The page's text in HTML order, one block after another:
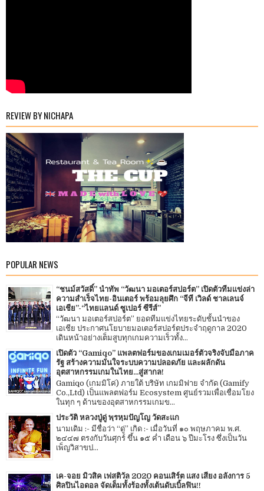
REVIEW BY NICHAPA
POPULAR NEWS
“ชนม์สวัสดิ์” นำทัพ “วัฒนา มอเตอร์สปอร์ต” เปิดตัวทีมแข่งล่า
ความสำเร็จไทย-อินเตอร์ พร้อมลุยศึก “จีที เวิลด์ ชาลเลนจ์
เอเชีย”-“ไทยแลนด์ ซูเปอร์ ซีรีส์”
“วัฒนา มอเตอร์สปอร์ต” ยอดทีมแข่งไทยระดับชั้นนำของ
เอเชีย ประกาศนโยบายมอเตอร์สปอร์ตประจำฤดูกาล 2020
เดินหน้าอย่างเต็มสูบทุกเกมความเร็วทั้ง...
เปิดตัว “Gamiqo” แพลตฟอร์มของเกมเมอร์ตัวจริงจับมือภาค
รัฐ สร้างความมั่นใจระบบความปลอดภัย และผลักดัน
อุตสาหกรรมเกมในไทย...สู่สากล!
Gamiqo (เกมมิโค่) ภายใต้ บริษัท เกมมิฟาย จำกัด (Gamify
Co.,Ltd) เป็นแพลตฟอร์ม Ecosystem ศูนย์รวมเพื่อเชื่อมโยง
ในทุก ๆ ด้านของอุตสาหกรรมเกมข...
ประวัติ หลวงปู่ดู่ พฺรหฺมปัญโญ วัดสะแก
นามเดิม :- มีชื่อว่า “ดู่” เกิด :- เมื่อวันที่ ๑๐ พฤษภาคม พ.ศ.
๒๔๔๗ ตรงกับวันศุกร์ ขึ้น ๑๕ ค่ำ เดือน ๖ ปีมะโรง ซึ่งเป็นวัน
เพ็ญวิสาขป...
เค-จอย มิวสิค เฟสติวัล 2020 คอนเสิร์ต แสง เสียง อลังการ 5
ศิลปินไอดอล จัดเต็มทั้งร้องทั้งเต้นดับเบิ้ลฟิน!!